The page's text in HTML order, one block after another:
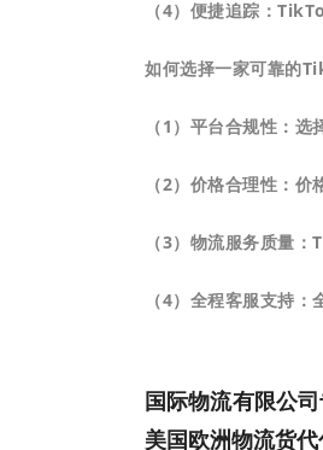
（4）便捷追踪：
如何选择一家可靠的
（1）平台合规性：
（2）价格合理性：
（3）物流服务质量
（4）全程客服支持
国际物流有限公
美国欧洲物流货